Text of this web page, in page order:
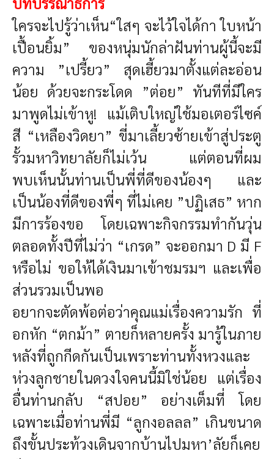
ใครจะไปรู้ว่าเห็น“ใสๆ จะไว้ใจได้กา ใบหน้า
เปื้อนยิ้ม” ของหนุ่มนักล่าฝันท่านผู้นี้จะมี
ความ ”เปรี้ยว” สุดเฮี้ยวมาตั้งแต่ละอ่อน
น้อย ด้วยจะกระโดด ”ต่อย” ทันทีที่มีใคร
มาพูดไม่เข้าหู! แม้เติบใหญ่ใช้มอเตอร์ไซค์
สี “เหลืองวิดยา” ขี่มาเลี้ยวซ้ายเข้าสู่ประตู
รั้วมหาวิทยาลัยก็ไม่เว้น แต่ตอนที่ผม
พบเห็นนั้นท่านเป็นพี่ที่ดีของน้องๆ และ
เป็นน้องที่ดีของพี่ๆ ที่ไม่เคย ”ปฏิเสธ” หาก
มีการร้องขอ โดยเฉพาะกิจกรรมทำกันวุ่น
ตลอดทั้งปีที่ไม่ว่า “เกรด” จะออกมา D มี F
หรือไม่ ขอให้ได้เงินมาเข้าชมรมฯ และเพื่อ
ส่วนรวมเป็นพอ
อยากจะตัดพ้อต่อว่าคุณแม่เรื่องความรัก ที่
อกหัก “ตกม้า” ตายก็หลายครั้ง มารู้ในภาย
หลังที่ถูกกีดกันเป็นเพราะท่านทั้งหวงและ
ห่วงลูกชายในดวงใจคนนี้มิใช่น้อย แต่เรื่อง
อื่นท่านกลับ “สปอย” อย่างเต็มที่ โดย
เฉพาะเมื่อท่านพี่มี “ลูกงอลลล” เกินขนาด
ถึงขั้นประท้วงเดินจากบ้านไปมหา’ลัยก็เคย